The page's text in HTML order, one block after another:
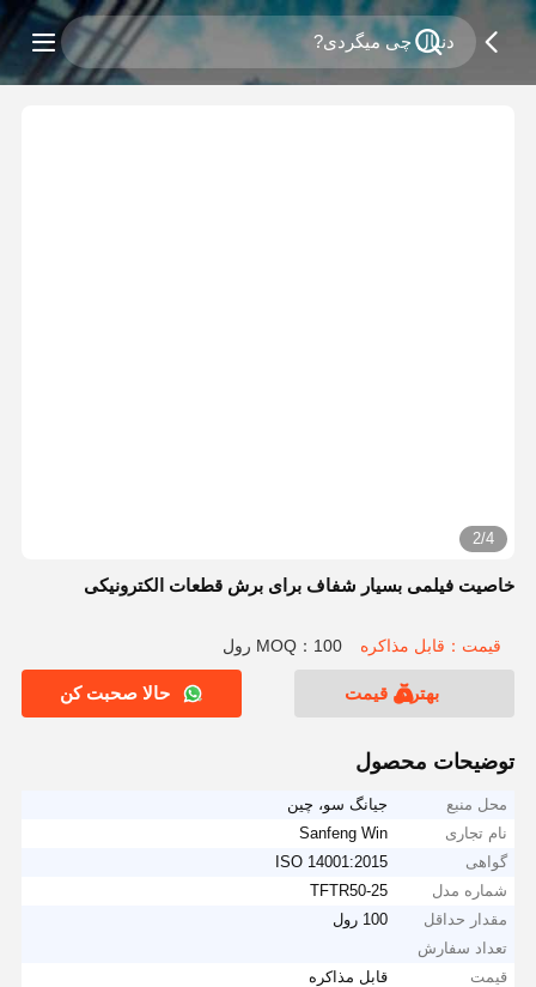
2/4
خاصیت فیلمی بسیار شفاف برای برش قطعات الکترونیکی
قیمت：قابل مذاکره MOQ：100 رول
بهترین قیمت حالا صحبت کن
توضیحات محصول
محل منبع
جیانگ سو، چین
نام تجاری
Sanfeng Win
گواهی
ISO 14001:2015
شماره مدل
TFTR50-25
مقدار حداقل
تعداد سفارش
100 رول
قیمت
قابل مذاکره